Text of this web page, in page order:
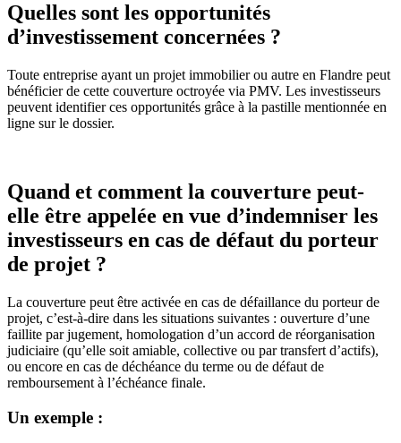
Quelles sont les opportunités
d’investissement concernées ?
Toute entreprise ayant un projet immobilier ou autre en Flandre peut
bénéficier de cette couverture octroyée via PMV. Les investisseurs
peuvent identifier ces opportunités grâce à la pastille mentionnée en
ligne sur le dossier.
Quand et comment la couverture peut-
elle être appelée en vue d’indemniser les
investisseurs en cas de défaut du porteur
de projet ?
La couverture peut être activée en cas de défaillance du porteur de
projet, c’est-à-dire dans les situations suivantes : ouverture d’une
faillite par jugement, homologation d’un accord de réorganisation
judiciaire (qu’elle soit amiable, collective ou par transfert d’actifs),
ou encore en cas de déchéance du terme ou de défaut de
remboursement à l’échéance finale.
Un exemple :